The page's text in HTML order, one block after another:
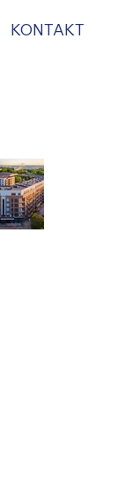
KONTAKT